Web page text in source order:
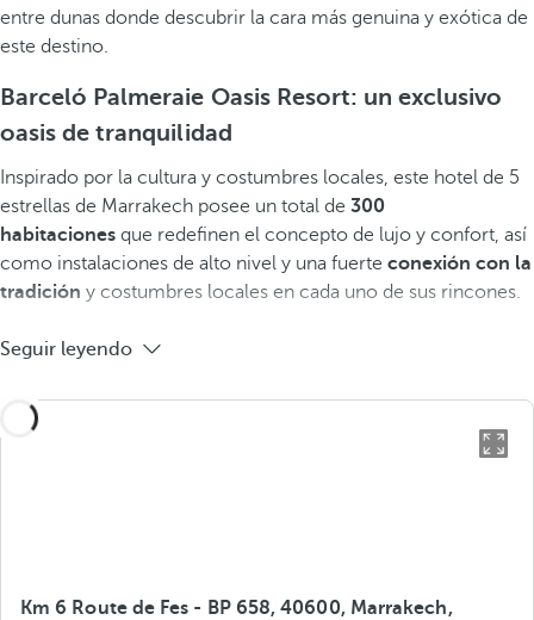
entre dunas donde descubrir la cara más genuina y exótica de
este destino.
Barceló Palmeraie Oasis Resort: un exclusivo
oasis de tranquilidad
Inspirado por la cultura y costumbres locales, este hotel de 5
estrellas de Marrakech posee un total de 300
habitaciones que redefinen el concepto de lujo y confort, así
como instalaciones de alto nivel y una fuerte conexión con la
tradición y costumbres locales en cada uno de sus rincones.
Seguir leyendo
Km 6 Route de Fes - BP 658, 40600, Marrakech,